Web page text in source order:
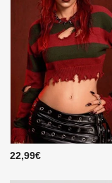
22,99€